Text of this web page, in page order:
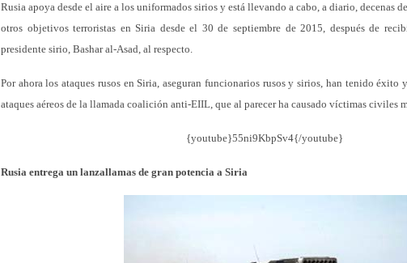
Rusia apoya desde el aire a los uniformados sirios y está llevando a cabo, a diario, decenas
otros objetivos terroristas en Siria desde el 30 de septiembre de 2015, después de
presidente sirio, Bashar al-Asad, al respecto.
Por ahora los ataques rusos en Siria, aseguran funcionarios rusos y sirios, han tenido éxito
ataques aéreos de la llamada coalición anti-EIIL, que al parecer ha causado víctimas civiles
{youtube}55ni9KbpSv4{/youtube}
Rusia entrega un lanzallamas de gran potencia a Siria